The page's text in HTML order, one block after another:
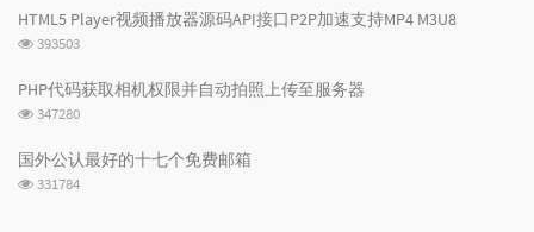
次
HTML5 Player视频播放器源码API接口P2P加速支持MP4 M3U8
浏
次
数:
393503
PHP代码获取相机权限并自动拍照上传至服务器
浏
次
数:
347280
国外公认最好的十七个免费邮箱
浏
331784